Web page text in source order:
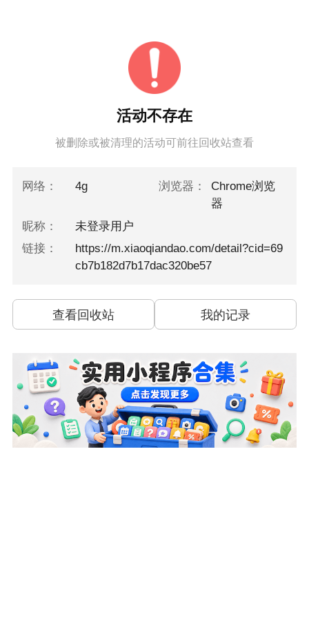
活动不存在
被删除或被清理的活动可前往回收站查看
网络： 4g 浏览器：
Chrome浏览
器
昵称：
未登录用户
链接：
https://m.xiaoqiandao.com/detail?cid=69
cb7b182d7b17dac320be57
查看回收站 我的记录